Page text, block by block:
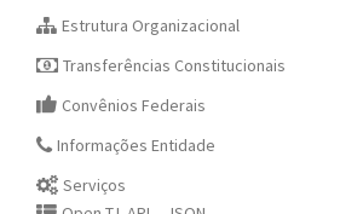
Estrutura Organizacional
Transferências Constitucionais
Convênios Federais
Informações Entidade
Serviços